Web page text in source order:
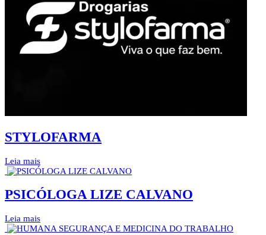
STYLOFARMA
Leia mais
PSICÓLOGA LIZE CALVANO
Leia mais